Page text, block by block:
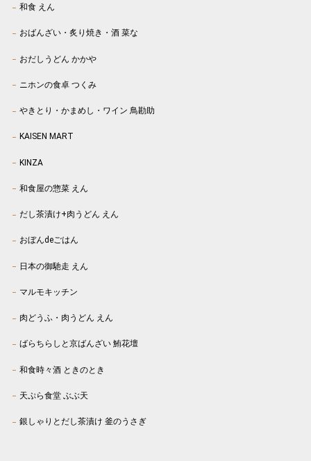
和食 えん
おばんざい・炙り焼き・酒 菜な
おだしうどん かかや
ニホンの食卓 つくみ
やきとり・かまめし・ワイン 鳥勘助
KAISEN MART
KINZA
和食屋の惣菜 えん
だし茶漬け+肉うどん えん
おぼんdeごはん
日本の御馳走 えん
マルモキッチン
肉どうふ・肉うどん えん
ばらちらしと京ばんざい 鮪花壇
和食時々酒 ときのとき
天ぷら食堂 ぶぶ天
銀しゃりとだし茶漬け 釜のうさぎ